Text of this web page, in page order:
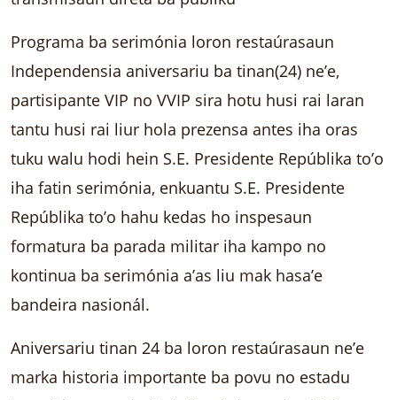
Programa ba serimónia loron restaúrasaun
Independensia aniversariu ba tinan(24) ne’e,
partisipante VIP no VVIP sira hotu husi rai laran
tantu husi rai liur hola prezensa antes iha oras
tuku walu hodi hein S.E. Presidente Repúblika to’o
iha fatin serimónia, enkuantu S.E. Presidente
Repúblika to’o hahu kedas ho inspesaun
formatura ba parada militar iha kampo no
kontinua ba serimónia a’as liu mak hasa’e
bandeira nasionál.
Aniversariu tinan 24 ba loron restaúrasaun ne’e
marka historia importante ba povu no estadu